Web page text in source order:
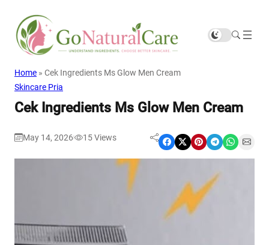
Home » Cek Ingredients Ms Glow Men Cream
Skincare Pria
Cek Ingredients Ms Glow Men Cream
May 14, 2026 15Views Share on Facebook Share on X Share on Pinterest Share on Telegram Share on WhatsApp Share on Email